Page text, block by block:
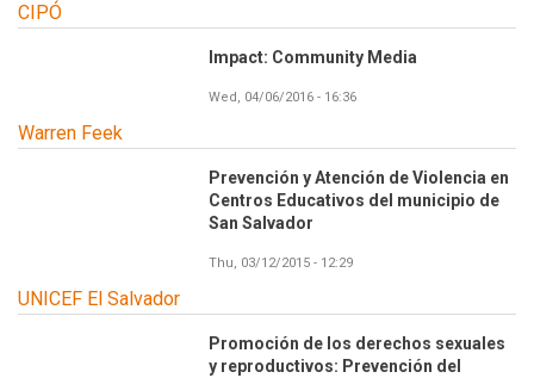
CIPÓ
Impact: Community Media
Wed, 04/06/2016 - 16:36
Warren Feek
Prevención y Atención de Violencia en
Centros Educativos del municipio de
San Salvador
Thu, 03/12/2015 - 12:29
UNICEF El Salvador
Promoción de los derechos sexuales
y reproductivos: Prevención del